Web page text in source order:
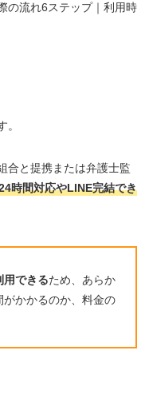
の流れ6ステップ｜利用時
合と提携または弁護士監
時間対応やLINE完結でき
用できるため、あらか
がかかるのか、料金の